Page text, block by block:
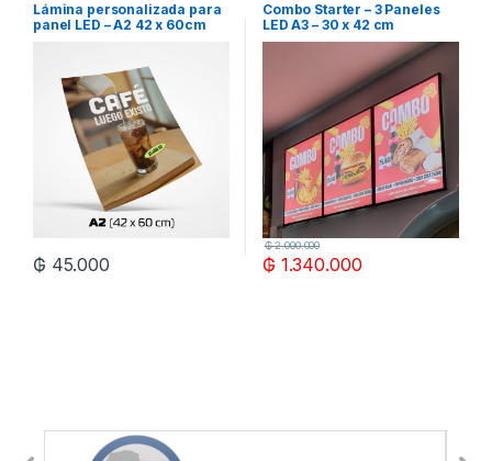
Lámina personalizada para
panel LED – A2 42 x 60cm
₲ 45.000
Combo Starter – 3 Paneles
LED A3 – 30 x 42 cm
₲ 1.340.000
₲2.000.000